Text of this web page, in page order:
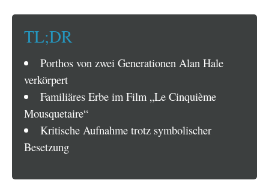
TL;DR
Porthos von zwei Generationen Alan Hale
verkörpert
Familiäres Erbe im Film „Le Cinquième
Mousquetaire“
Kritische Aufnahme trotz symbolischer
Besetzung